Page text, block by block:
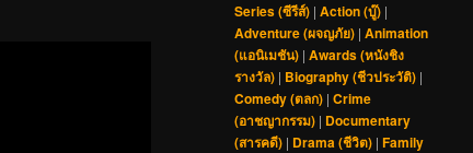
Series (ซีรีส์) | Action (บู๊) |
Adventure (ผจญภัย) | Animation
(แอนิเมชัน) | Awards (หนังชิง
รางวัล) | Biography (ชีวประวัติ) |
Comedy (ตลก) | Crime
(อาชญากรรม) | Documentary
(สารคดี) | Drama (ชีวิต) | Family